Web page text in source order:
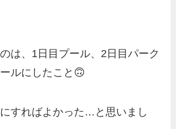
は、1日目プール、2日目パーク
ルにしたこと🙃
すればよかった…と思いまし